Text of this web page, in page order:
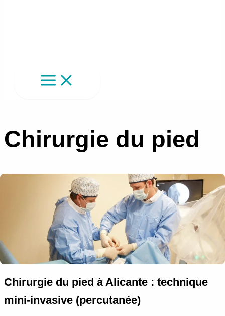
Chirurgie du pied
Chirurgie du pied à Alicante : technique
mini-invasive (percutanée)